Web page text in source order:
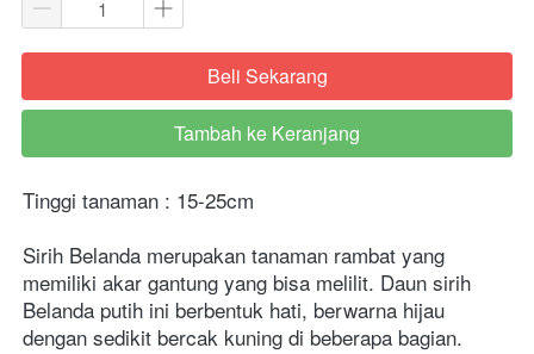
`Beli Sekarang
`
Tambah ke Keranjang
Tinggi tanaman : 15-25cm
Sirih Belanda merupakan tanaman rambat yang
memiliki akar gantung yang bisa melilit. Daun sirih
Belanda putih ini berbentuk hati, berwarna hijau
dengan sedikit bercak kuning di beberapa bagian.